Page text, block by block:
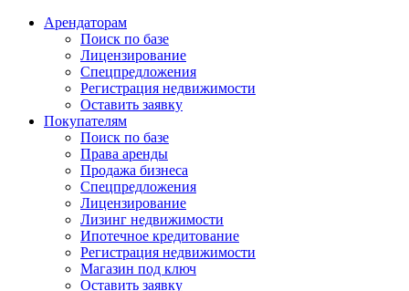
Арендаторам
Поиск по базе
Лицензирование
Спецпредложения
Регистрация недвижимости
Оставить заявку
Покупателям
Поиск по базе
Права аренды
Продажа бизнеса
Спецпредложения
Лицензирование
Лизинг недвижимости
Ипотечное кредитование
Регистрация недвижимости
Магазин под ключ
Оставить заявку